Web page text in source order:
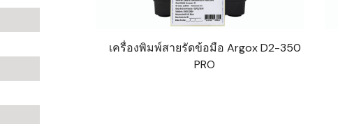
ระบบบาร์โค้ดใน
อุตสาหกรรมเสื้อผ้า
เครื่องพิมพ์สายรัดข้อมือ Argox D2-350
PRO